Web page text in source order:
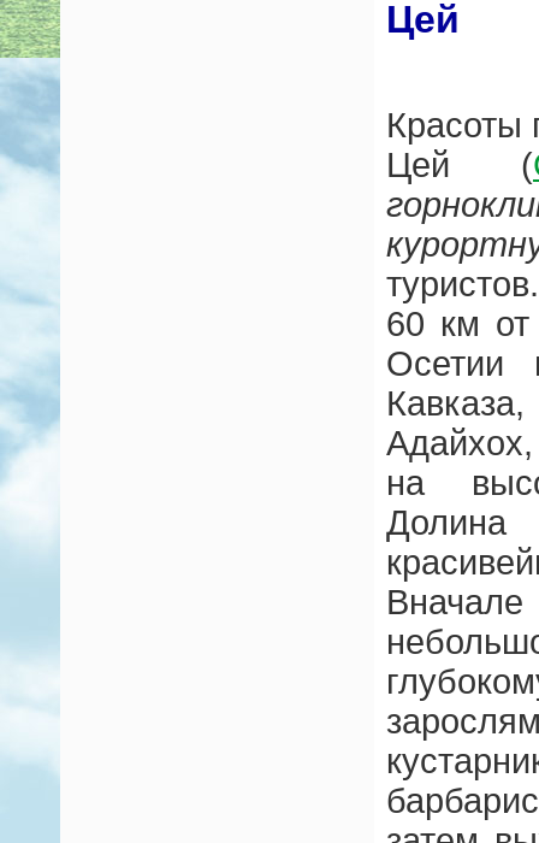
Цей
Красоты
Цей (
60 км от
Осетии
на